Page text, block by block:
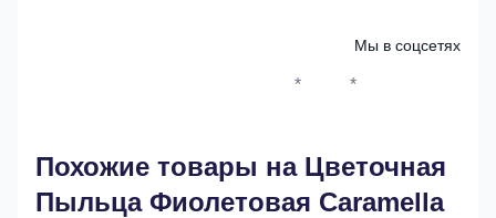
Мы в соцсетях
* *
Похожие товары на Цветочная
Пыльца Фиолетовая Caramella